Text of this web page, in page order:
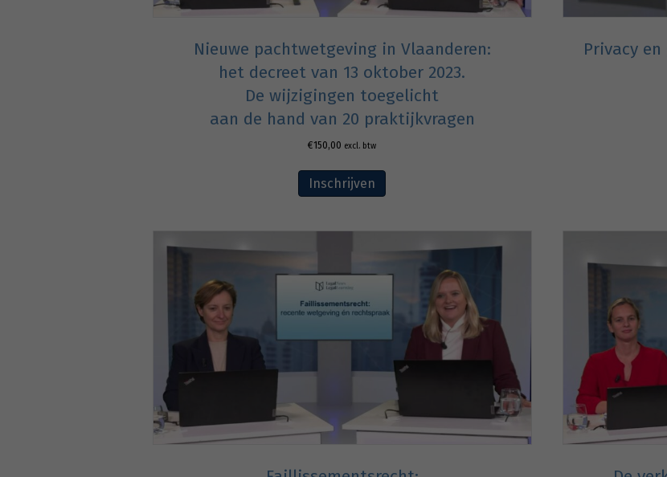
Nieuwe pachtwetgeving in Vlaanderen:
het decreet van 13 oktober 2023.
De wijzigingen toegelicht
aan de hand van 20 praktijkvragen
€150,00 excl. btw
Inschrijven
Privacy